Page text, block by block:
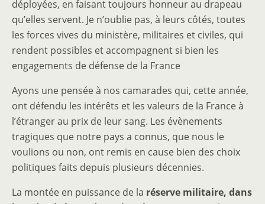
déployées, en faisant toujours honneur au drapeau
qu’elles servent. Je n’oublie pas, à leurs côtés, toutes
les forces vives du ministère, militaires et civiles, qui
rendent possibles et accompagnent si bien les
engagements de défense de la France
Ayons une pensée à nos camarades qui, cette année,
ont défendu les intérêts et les valeurs de la France à
l’étranger au prix de leur sang. Les évènements
tragiques que notre pays a connus, que nous le
voulions ou non, ont remis en cause bien des choix
politiques faits depuis plusieurs décennies.
La montée en puissance de la réserve militaire, dans